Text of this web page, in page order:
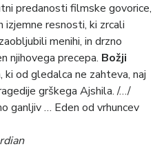
predanosti filmske govorice,
resnosti, ki zrcali
menihi, in drzno
njihovega precepa. Božji
od gledalca ne zahteva, naj
grškega Ajshila. /…/
ganljiv … Eden od vrhuncev